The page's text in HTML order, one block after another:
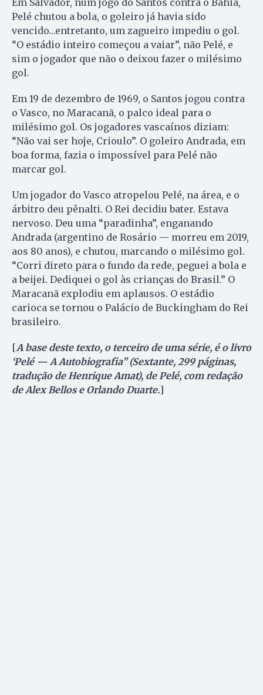
Pelé chutou a bola, o goleiro já havia sido
vencido…entretanto, um zagueiro impediu o gol.
“O estádio inteiro começou a vaiar”, não Pelé, e
sim o jogador que não o deixou fazer o milésimo
gol.
Em 19 de dezembro de 1969, o Santos jogou contra
o Vasco, no Maracanã, o palco ideal para o
milésimo gol. Os jogadores vascaínos diziam:
“Não vai ser hoje, Crioulo”. O goleiro Andrada, em
boa forma, fazia o impossível para Pelé não
marcar gol.
Um jogador do Vasco atropelou Pelé, na área, e o
árbitro deu pênalti. O Rei decidiu bater. Estava
nervoso. Deu uma “paradinha”, enganando
Andrada (argentino de Rosário — morreu em 2019,
aos 80 anos), e chutou, marcando o milésimo gol.
“Corri direto para o fundo da rede, peguei a bola e
a beijei. Dediquei o gol às crianças do Brasil.” O
Maracanã explodiu em aplausos. O estádio
carioca se tornou o Palácio de Buckingham do Rei
brasileiro.
[A base deste texto, o terceiro de uma série, é o livro
‘Pelé — A Autobiografia” (Sextante, 299 páginas,
tradução de Henrique Amat), de Pelé, com redação
de Alex Bellos e Orlando Duarte.]